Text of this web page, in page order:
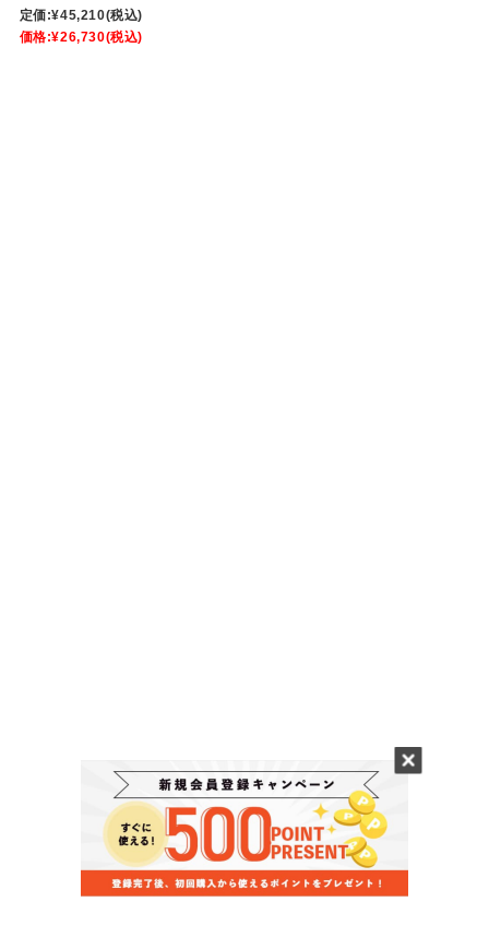
定価:¥45,210(税込)
価格:¥26,730(税込)